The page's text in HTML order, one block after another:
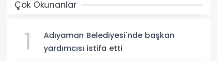
Çok Okunanlar
1
Adıyaman Belediyesi'nde başkan
yardımcısı istifa etti